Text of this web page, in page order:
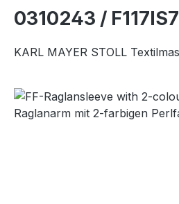
0310243 /
KARL MAYER STOLL
Salta la galleria di immagini